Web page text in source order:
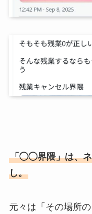
「◯◯界隈」は、ネ
し。
元々は「その場所